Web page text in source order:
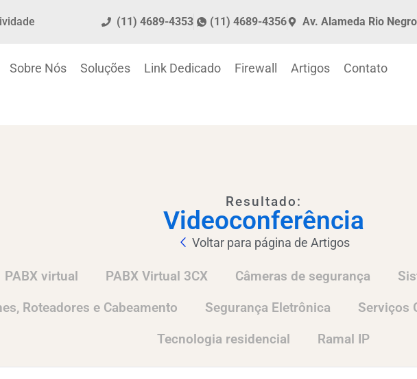
(11) 4689-4353 (11) 4689-4356 Av. Alameda Rio
Sobre Nós Soluções Link Dedicado Firewall Artigos Contato
Resultado:
Videoconferência
Voltar para página de Artigos
PABX virtual PABX Virtual 3CX Câmeras de segurança
Roteadores e Cabeamento
Segurança Eletrônica Serviços
Tecnologia residencial
Ramal IP